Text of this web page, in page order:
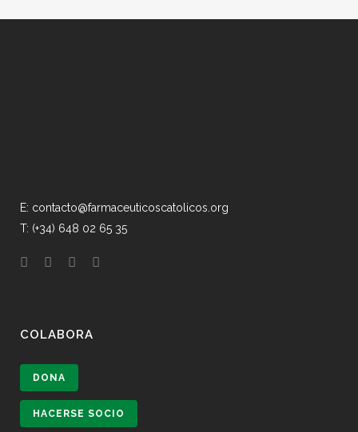
E: contacto@farmaceuticoscatolicos.org
T: (+34) 648 02 65 35
COLABORA
DONA
HACERSE SOCIO